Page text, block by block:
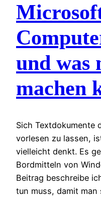
und was
machen
Sich Textdokumente
vorlesen zu lassen,
vielleicht denkt. Es
Bordmitteln von
Beitrag beschreibe
tun muss, damit man